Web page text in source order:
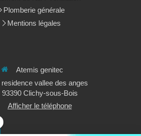
Plomberie générale
Mentions légales
Atemis genitec
residence vallee des anges
93390 Clichy-sous-Bois
Afficher le téléphone